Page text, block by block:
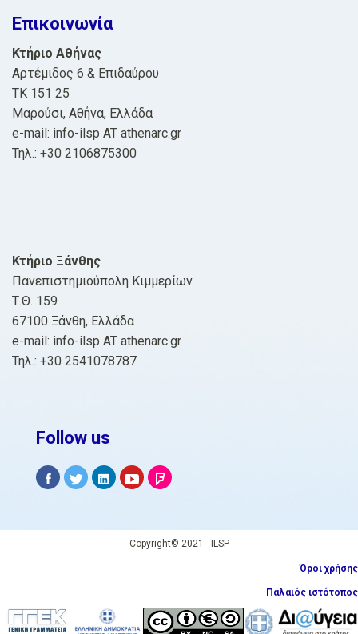
Επικοινωνία
Κτήριο Αθήνας
Αρτέμιδος 6 & Επιδαύρου
ΤΚ 151 25
Μαρούσι, Αθήνα, Ελλάδα
e-mail: info-ilsp AT athenarc.gr
Τηλ.: +30 2106875300
Κτήριο Ξάνθης
Πανεπιστημιούπολη Κιμμερίων
Τ.Θ. 159
67100 Ξάνθη, Ελλάδα
e-mail: info-ilsp AT athenarc.gr
Τηλ.: +30 2541078787
Follow us
Copyright© 2021 - ILSP
Όροι χρήσης
Παλαιός ιστότοπος